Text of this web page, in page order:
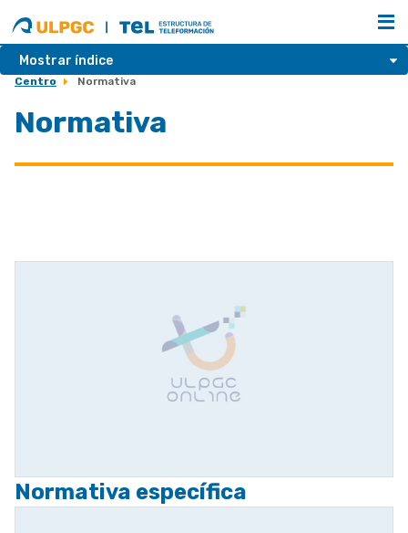
ULPGC
Estructura
de
Mostrar índice
Centro Normativa
Normativa
Normativa específica